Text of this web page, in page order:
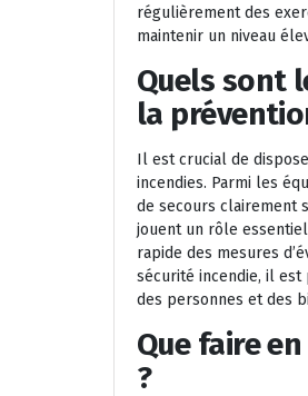
régulièrement des
maintenir un niveau
Quels sont
la
Il est crucial de
incendies. Parmi les
de secours clairement
jouent un rôle
rapide des mesures
sécurité incendie, il est
des personnes et des
Que faire
?